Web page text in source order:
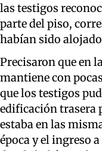
las testigos
parte del piso,
habían sido
Precisaron que en
mantiene con
que los testigos
edificación trasera
estaba en las
época y el ingreso